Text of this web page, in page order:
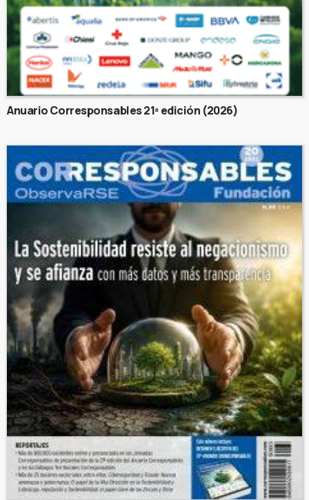
Anuario Corresponsables 21ª edición (2026)